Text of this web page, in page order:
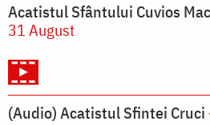
Acatistul Sfântului Cuvios
31 August
(Audio) Acatistul Sfintei Cruci